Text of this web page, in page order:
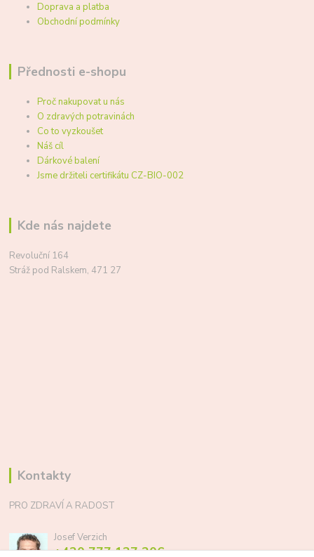
Doprava a platba
Obchodní podmínky
Přednosti e-shopu
Proč nakupovat u nás
O zdravých potravinách
Co to vyzkoušet
Náš cíl
Dárkové balení
Jsme držiteli certifikátu CZ-BIO-002
Kde nás najdete
Revoluční 164
Stráž pod Ralskem, 471 27
Kontakty
PRO ZDRAVÍ A RADOST
Josef Verzich
+420 777 137 206